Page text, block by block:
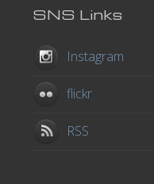
SNS Links
Instagram
flickr
RSS